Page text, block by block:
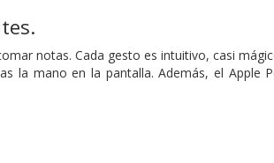
notas. Cada gesto es intuitivo, casi
la mano en la pantalla. Además, el Apple